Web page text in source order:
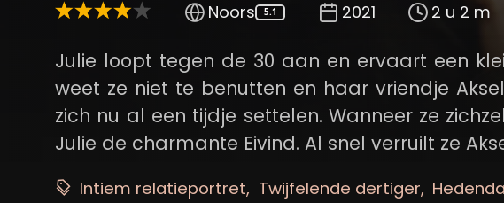
Noors 5.1 2021 2 u 2 m
Julie loopt tegen de 30 aan en ervaart een
weet ze niet te benutten en haar vriendje
zich nu al een tijdje settelen. Wanneer ze
Julie de charmante Eivind. Al snel verruilt ze
Intiem relatieportret Twijfelende dertiger